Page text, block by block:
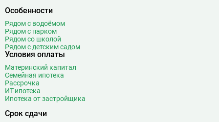
Особенности
Рядом с водоёмом
Рядом с парком
Рядом со школой
Рядом с детским садом
Условия оплаты
Материнский капитал
Семейная ипотека
Рассрочка
ИТ-ипотека
Ипотека от застройщика
Срок сдачи